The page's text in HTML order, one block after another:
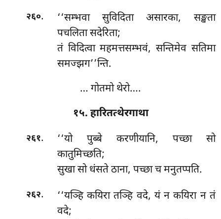
२६०.
‘‘सम्भवा सुविदिता असारका, सङ्खता
पचलिता सदेरिता;
तं विदित्वा महमत्तसम्भवं, सन्तिमेव सतिमा
समज्झग’’न्ति.
… गोतमो थेरो….
१५. हारितत्थेरगाथा
२६१.
‘‘यो पुब्बे करणीयानि, पच्छा सो
कातुमिच्छति;
सुखा सो धंसते ठाना, पच्छा च मनुतप्पति.
२६२. ‘‘यञ्हिकयिरा तञ्हि वदे, यं न कयिरा न तं
वदे;